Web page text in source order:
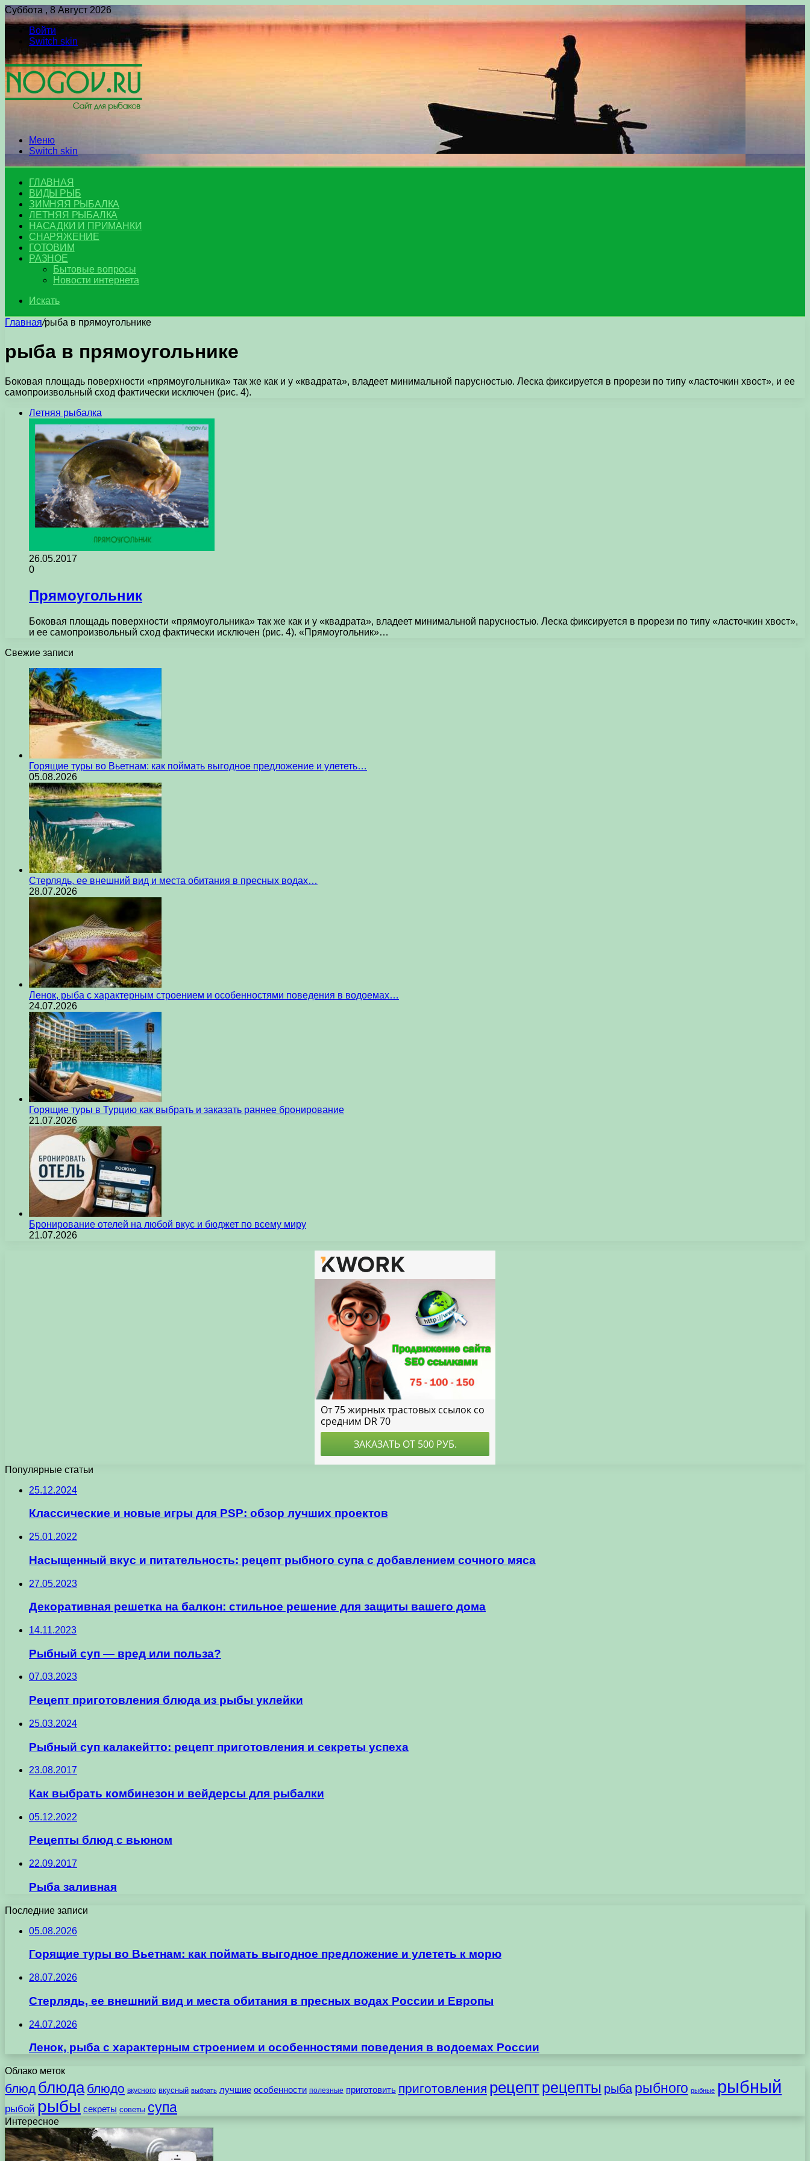
Суббота , 8 Август 2026
Войти
Switch skin
Меню
Switch skin
ГЛАВНАЯ
ВИДЫ РЫБ
ЗИМНЯЯ РЫБАЛКА
ЛЕТНЯЯ РЫБАЛКА
НАСАДКИ И ПРИМАНКИ
СНАРЯЖЕНИЕ
ГОТОВИМ
РАЗНОЕ
Бытовые вопросы
Новости интернета
Искать
Главная/рыба в прямоугольнике
рыба в прямоугольнике
Боковая площадь поверхности «прямоугольника» так же как и у «квадрата», владеет минимальной парусностью. Леска фиксируется в прорези по типу «ласточкин хвост», и ее
самопроизвольный сход фактически исключен (рис. 4).
Летняя рыбалка
26.05.2017
0
Прямоугольник
Боковая площадь поверхности «прямоугольника» так же как и у «квадрата», владеет минимальной парусностью. Леска фиксируется в прорези по типу «ласточкин хвост»,
и ее самопроизвольный сход фактически исключен (рис. 4). «Прямоугольник»…
Свежие записи
Горящие туры во Вьетнам: как поймать выгодное предложение и улететь…
05.08.2026
Стерлядь, ее внешний вид и места обитания в пресных водах…
28.07.2026
Ленок, рыба с характерным строением и особенностями поведения в водоемах…
24.07.2026
Горящие туры в Турцию как выбрать и заказать раннее бронирование
21.07.2026
Бронирование отелей на любой вкус и бюджет по всему миру
21.07.2026
Популярные статьи
25.12.2024
Классические и новые игры для PSP: обзор лучших проектов
25.01.2022
Насыщенный вкус и питательность: рецепт рыбного супа с добавлением сочного мяса
27.05.2023
Декоративная решетка на балкон: стильное решение для защиты вашего дома
14.11.2023
Рыбный суп — вред или польза?
07.03.2023
Рецепт приготовления блюда из рыбы уклейки
25.03.2024
Рыбный суп калакейтто: рецепт приготовления и секреты успеха
23.08.2017
Как выбрать комбинезон и вейдерсы для рыбалки
05.12.2022
Рецепты блюд с вьюном
22.09.2017
Рыба заливная
Последние записи
05.08.2026
Горящие туры во Вьетнам: как поймать выгодное предложение и улететь к морю
28.07.2026
Стерлядь, ее внешний вид и места обитания в пресных водах России и Европы
24.07.2026
Ленок, рыба с характерным строением и особенностями поведения в водоемах России
Облако меток
блюд блюда блюдо вкусного вкусный выбрать лучшие особенности полезные приготовить приготовления рецептрецепты рыба рыбного рыбные рыбный
рыбой рыбы секреты советы супа
Интересное